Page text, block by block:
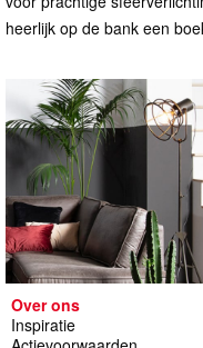
heerlijk op de bank een
Over ons
Inspiratie